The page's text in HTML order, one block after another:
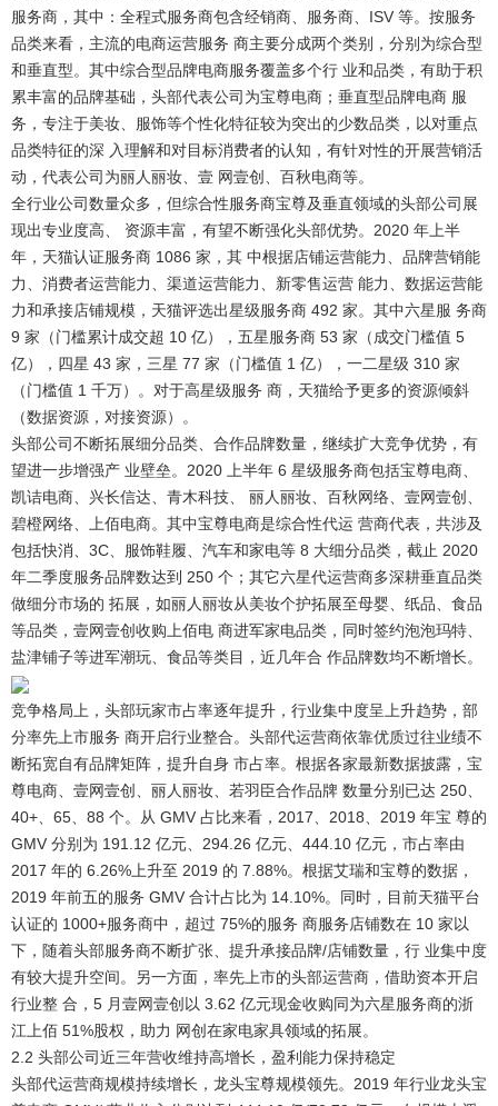
服务商，其中： 全程式服务商包含经销商、服务商、ISV 等。按服务
品类来看，主流的电商运营服务 商主要分成两个类别，分别为综合型
和垂直型。其中综合型品牌电商服务覆盖多个行 业和品类，有助于积
累丰富的品牌基础，头部代表公司为宝尊电商；垂直型品牌电商 服
务，专注于美妆、服饰等个性化特征较为突出的少数品类，以对重点
品类特征的深 入理解和对目标消费者的认知，有针对性的开展营销活
动，代表公司为丽人丽妆、壹 网壹创、百秋电商等。
全行业公司数量众多，但综合性服务商宝尊及垂直领域的头部公司展
现出专业度高、 资源丰富，有望不断强化头部优势。 2020 年上半
年，天猫认证服务商 1086 家，其 中根据店铺运营能力、品牌营销能
力、消费者运营能力、渠道运营能力、新零售运营 能力、数据运营能
力和承接店铺规模，天猫评选出星级服务商 492 家。其中六星服 务商
9 家（门槛累计成交超 10 亿），五星服务商 53 家（成交门槛值 5
亿），四星 43 家，三星 77 家（门槛值 1 亿），一二星级 310 家
（门槛值 1 千万）。对于高星级服务 商，天猫给予更多的资源倾斜
（数据资源，对接资源）。
头部公司不断拓展细分品类、合作品牌数量，继续扩大竞争优势，有
望进一步增强产 业壁垒。 2020 上半年 6 星级服务商包括宝尊电商、
凯诘电商、兴长信达、青木科技、 丽人丽妆、百秋网络、壹网壹创、
碧橙网络、上佰电商。其中宝尊电商是综合性代运 营商代表，共涉及
包括快消、3C、服饰鞋履、汽车和家电等 8 大细分品类，截止 2020
年二季度服务品牌数达到 250 个；其它六星代运营商多深耕垂直品类
做细分市场的 拓展，如丽人丽妆从美妆个护拓展至母婴、纸品、食品
等品类，壹网壹创收购上佰电 商进军家电品类，同时签约泡泡玛特、
盐津铺子等进军潮玩、食品等类目，近几年合 作品牌数均不断增长。
竞争格局上，头部玩家市占率逐年提升，行业集中度呈上升趋势，部
分率先上市服务 商开启行业整合。 头部代运营商依靠优质过往业绩不
断拓宽自有品牌矩阵，提升自身 市占率。根据各家最新数据披露，宝
尊电商、壹网壹创、丽人丽妆、若羽臣合作品牌 数量分别已达 250、
40+、65、88 个。从 GMV 占比来看，2017、2018、2019 年宝 尊的
GMV 分别为 191.12 亿元、294.26 亿元、444.10 亿元，市占率由
2017 年的 6.26%上升至 2019 的 7.88%。根据艾瑞和宝尊的数据，
2019 年前五的服务 GMV 合计占比为 14.10%。同时，目前天猫平台
认证的 1000+服务商中，超过 75%的服务 商服务店铺数在 10 家以
下，随着头部服务商不断扩张、提升承接品牌/店铺数量，行 业集中度
有较大提升空间。另一方面，率先上市的头部运营商，借助资本开启
行业整 合，5 月壹网壹创以 3.62 亿元现金收购同为六星服务商的浙
江上佰 51%股权，助力 网创在家电家具领域的拓展。
2.2 头部公司近三年营收维持高增长，盈利能力保持稳定
头部代运营商规模持续增长，龙头宝尊规模领先。2019 年行业龙头宝